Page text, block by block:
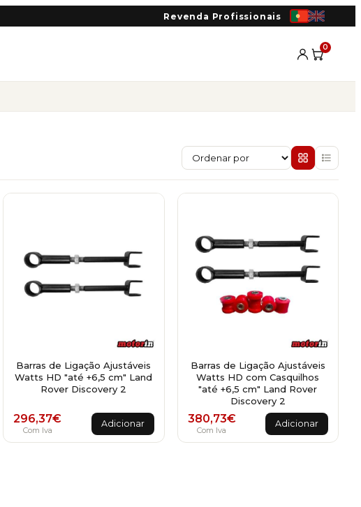
Revenda Profissionais
0
Barras de Ligação Ajustáveis
Watts HD "até +6,5 cm" Land
Rover Discovery 2
296,37€
Com Iva
Adicionar
Barras de Ligação Ajustáveis
Watts HD com Casquilhos
"até +6,5 cm" Land Rover
Discovery 2
380,73€
Com Iva
Adicionar